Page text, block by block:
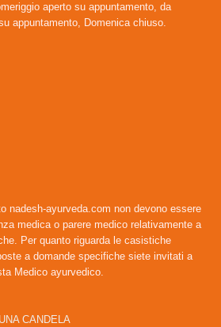
aperto su appuntamento, da
appuntamento, Domenica chiuso.
nadesh-ayurveda.com non devono essere
medica o parere medico relativamente a
Per quanto riguarda le casistiche
a domande specifiche siete invitati a
Medico ayurvedico.
CANDELA